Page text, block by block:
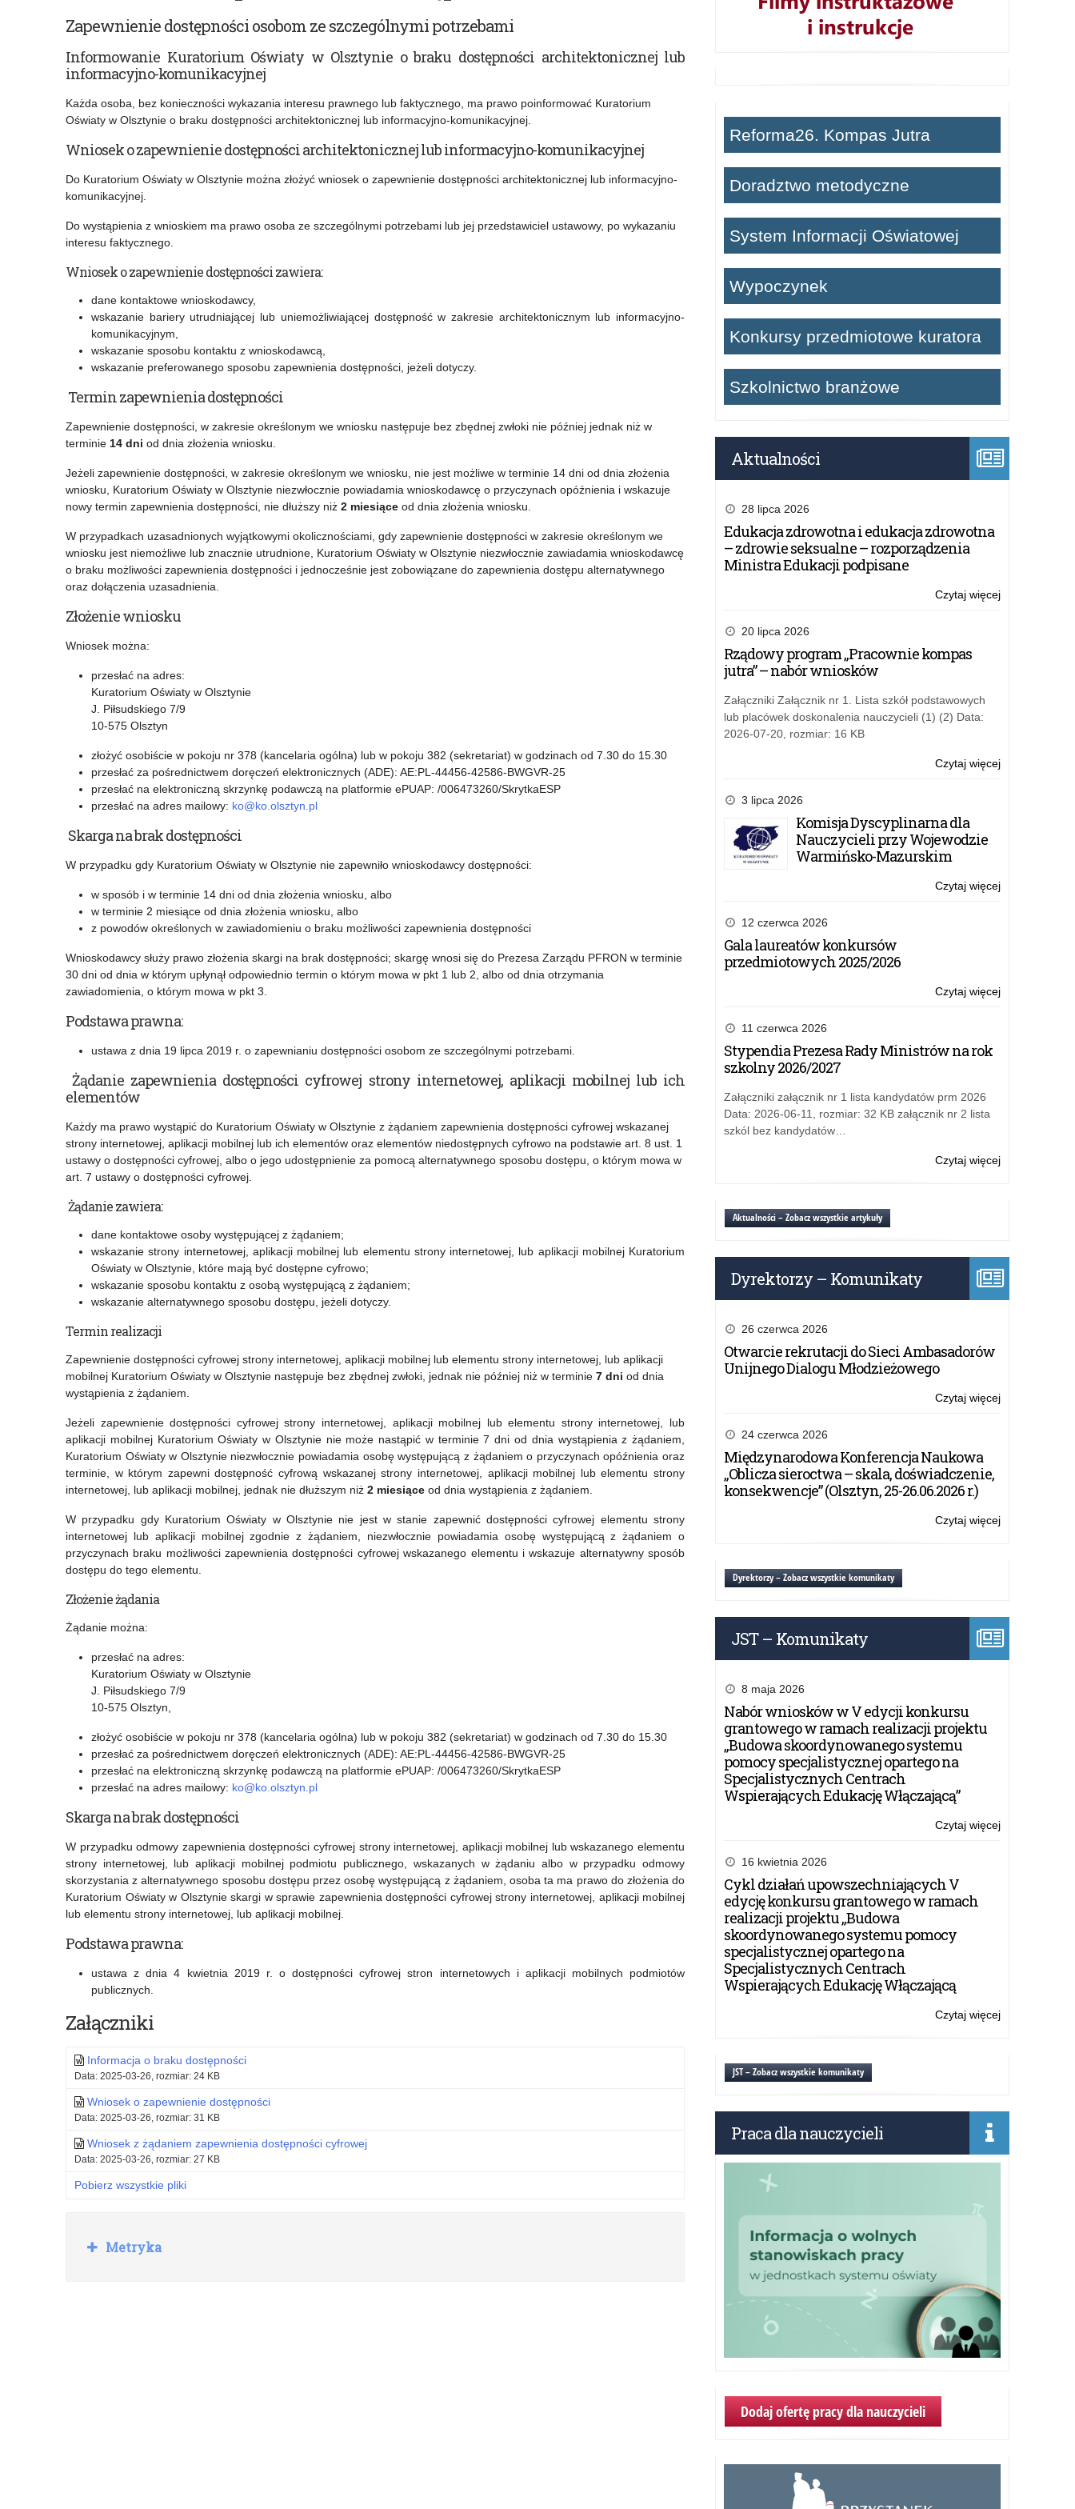
Zapewnienie dostępności osobom ze szczególnymi potrzebami
Informowanie Kuratorium Oświaty w Olsztynie o braku dostępności architektonicznej lub
informacyjno-komunikacyjnej
Każda osoba, bez konieczności wykazania interesu prawnego lub faktycznego, ma prawo poinformować Kuratorium
Oświaty w Olsztynie o braku dostępności architektonicznej lub informacyjno-komunikacyjnej.
Wniosek o zapewnienie dostępności architektonicznej lub informacyjno-komunikacyjnej
Do Kuratorium Oświaty w Olsztynie można złożyć wniosek o zapewnienie dostępności architektonicznej lub informacyjno-
komunikacyjnej.
Do wystąpienia z wnioskiem ma prawo osoba ze szczególnymi potrzebami lub jej przedstawiciel ustawowy, po wykazaniu
interesu faktycznego.
Wniosek o zapewnienie dostępności zawiera:
dane kontaktowe wnioskodawcy,
wskazanie bariery utrudniającej lub uniemożliwiającej dostępność w zakresie architektonicznym lub informacyjno-
komunikacyjnym,
wskazanie sposobu kontaktu z wnioskodawcą,
wskazanie preferowanego sposobu zapewnienia dostępności, jeżeli dotyczy.
Termin zapewnienia dostępności
Zapewnienie dostępności, w zakresie określonym we wniosku następuje bez zbędnej zwłoki nie później jednak niż w
terminie 14 dni od dnia złożenia wniosku.
Jeżeli zapewnienie dostępności, w zakresie określonym we wniosku, nie jest możliwe w terminie 14 dni od dnia złożenia
wniosku, Kuratorium Oświaty w Olsztynie niezwłocznie powiadamia wnioskodawcę o przyczynach opóźnienia i wskazuje
nowy termin zapewnienia dostępności, nie dłuższy niż 2 miesiące od dnia złożenia wniosku.
W przypadkach uzasadnionych wyjątkowymi okolicznościami, gdy zapewnienie dostępności w zakresie określonym we
wniosku jest niemożliwe lub znacznie utrudnione, Kuratorium Oświaty w Olsztynie niezwłocznie zawiadamia wnioskodawcę
o braku możliwości zapewnienia dostępności i jednocześnie jest zobowiązane do zapewnienia dostępu alternatywnego
oraz dołączenia uzasadnienia.
Złożenie wniosku
Wniosek można:
przesłać na adres:
Kuratorium Oświaty w Olsztynie
J. Piłsudskiego 7/9
10-575 Olsztyn
złożyć osobiście w pokoju nr 378 (kancelaria ogólna) lub w pokoju 382 (sekretariat) w godzinach od 7.30 do 15.30
przesłać za pośrednictwem doręczeń elektronicznych (ADE): AE:PL-44456-42586-BWGVR-25
przesłać na elektroniczną skrzynkę podawczą na platformie ePUAP: /006473260/SkrytkaESP
przesłać na adres mailowy: ko@ko.olsztyn.pl
Skarga na brak dostępności
W przypadku gdy Kuratorium Oświaty w Olsztynie nie zapewniło wnioskodawcy dostępności:
w sposób i w terminie 14 dni od dnia złożenia wniosku, albo
w terminie 2 miesiące od dnia złożenia wniosku, albo
z powodów określonych w zawiadomieniu o braku możliwości zapewnienia dostępności
Wnioskodawcy służy prawo złożenia skargi na brak dostępności; skargę wnosi się do Prezesa Zarządu PFRON w terminie
30 dni od dnia w którym upłynął odpowiednio termin o którym mowa w pkt 1 lub 2, albo od dnia otrzymania
zawiadomienia, o którym mowa w pkt 3.
Podstawa prawna:
ustawa z dnia 19 lipca 2019 r. o zapewnianiu dostępności osobom ze szczególnymi potrzebami.
Żądanie zapewnienia dostępności cyfrowej strony internetowej, aplikacji mobilnej lub ich
elementów
Każdy ma prawo wystąpić do Kuratorium Oświaty w Olsztynie z żądaniem zapewnienia dostępności cyfrowej wskazanej
strony internetowej, aplikacji mobilnej lub ich elementów oraz elementów niedostępnych cyfrowo na podstawie art. 8 ust. 1
ustawy o dostępności cyfrowej, albo o jego udostępnienie za pomocą alternatywnego sposobu dostępu, o którym mowa w
art. 7 ustawy o dostępności cyfrowej.
Żądanie zawiera:
dane kontaktowe osoby występującej z żądaniem;
wskazanie strony internetowej, aplikacji mobilnej lub elementu strony internetowej, lub aplikacji mobilnej Kuratorium
Oświaty w Olsztynie, które mają być dostępne cyfrowo;
wskazanie sposobu kontaktu z osobą występującą z żądaniem;
wskazanie alternatywnego sposobu dostępu, jeżeli dotyczy.
Termin realizacji
Zapewnienie dostępności cyfrowej strony internetowej, aplikacji mobilnej lub elementu strony internetowej, lub aplikacji
mobilnej Kuratorium Oświaty w Olsztynie następuje bez zbędnej zwłoki, jednak nie później niż w terminie 7 dni od dnia
wystąpienia z żądaniem.
Jeżeli zapewnienie dostępności cyfrowej strony internetowej, aplikacji mobilnej lub elementu strony internetowej, lub
aplikacji mobilnej Kuratorium Oświaty w Olsztynie nie może nastąpić w terminie 7 dni od dnia wystąpienia z żądaniem,
Kuratorium Oświaty w Olsztynie niezwłocznie powiadamia osobę występującą z żądaniem o przyczynach opóźnienia oraz
terminie, w którym zapewni dostępność cyfrową wskazanej strony internetowej, aplikacji mobilnej lub elementu strony
internetowej, lub aplikacji mobilnej, jednak nie dłuższym niż 2 miesiące od dnia wystąpienia z żądaniem.
W przypadku gdy Kuratorium Oświaty w Olsztynie nie jest w stanie zapewnić dostępności cyfrowej elementu strony
internetowej lub aplikacji mobilnej zgodnie z żądaniem, niezwłocznie powiadamia osobę występującą z żądaniem o
przyczynach braku możliwości zapewnienia dostępności cyfrowej wskazanego elementu i wskazuje alternatywny sposób
dostępu do tego elementu.
Złożenie żądania
Żądanie można:
przesłać na adres:
Kuratorium Oświaty w Olsztynie
J. Piłsudskiego 7/9
10-575 Olsztyn,
złożyć osobiście w pokoju nr 378 (kancelaria ogólna) lub w pokoju 382 (sekretariat) w godzinach od 7.30 do 15.30
przesłać za pośrednictwem doręczeń elektronicznych (ADE): AE:PL-44456-42586-BWGVR-25
przesłać na elektroniczną skrzynkę podawczą na platformie ePUAP: /006473260/SkrytkaESP
przesłać na adres mailowy: ko@ko.olsztyn.pl
Skarga na brak dostępności
W przypadku odmowy zapewnienia dostępności cyfrowej strony internetowej, aplikacji mobilnej lub wskazanego elementu
strony internetowej, lub aplikacji mobilnej podmiotu publicznego, wskazanych w żądaniu albo w przypadku odmowy
skorzystania z alternatywnego sposobu dostępu przez osobę występującą z żądaniem, osoba ta ma prawo do złożenia do
Kuratorium Oświaty w Olsztynie skargi w sprawie zapewnienia dostępności cyfrowej strony internetowej, aplikacji mobilnej
lub elementu strony internetowej, lub aplikacji mobilnej.
Podstawa prawna:
ustawa z dnia 4 kwietnia 2019 r. o dostępności cyfrowej stron internetowych i aplikacji mobilnych podmiotów
publicznych.
Załączniki
Informacja o braku dostępności
Data: 2025-03-26, rozmiar: 24 KB
Wniosek o zapewnienie dostępności
Data: 2025-03-26, rozmiar: 31 KB
Wniosek z żądaniem zapewnienia dostępności cyfrowej
Data: 2025-03-26, rozmiar: 27 KB
Pobierz wszystkie pliki
Kuratorium
Oświaty
w
Olsztynie
usługi
pozwalającej
na
komunikowanie
uprawnionych
stanowisko
dyrektora
R
o
Metryka
Reforma26. Kompas Jutra
Doradztwo metodyczne
System Informacji Oświatowej
Wypoczynek
Konkursy przedmiotowe kuratora
Szkolnictwo branżowe
Aktualności
28 lipca 2026
Edukacja zdrowotna i edukacja zdrowotna
– zdrowie seksualne – rozporządzenia
Ministra Edukacji podpisane
Czytaj więcej
20 lipca 2026
Rządowy program „Pracownie kompas
jutra” – nabór wniosków
Załączniki Załącznik nr 1. Lista szkół podstawowych
lub placówek doskonalenia nauczycieli (1) (2) Data:
2026-07-20, rozmiar: 16 KB
Czytaj więcej
3 lipca 2026
Komisja Dyscyplinarna dla
Nauczycieli przy Wojewodzie
Warmińsko-Mazurskim
Czytaj więcej
12 czerwca 2026
Gala laureatów konkursów
przedmiotowych 2025/2026
Czytaj więcej
11 czerwca 2026
Stypendia Prezesa Rady Ministrów na rok
szkolny 2026/2027
Załączniki załącznik nr 1 lista kandydatów prm 2026
Data: 2026-06-11, rozmiar: 32 KB załącznik nr 2 lista
szkól bez kandydatów…
Czytaj więcej
Aktualności – Zobacz wszystkie artykuły
Dyrektorzy – Komunikaty
26 czerwca 2026
Otwarcie rekrutacji do Sieci Ambasadorów
Unijnego Dialogu Młodzieżowego
Czytaj więcej
24 czerwca 2026
Międzynarodowa Konferencja Naukowa
„Oblicza sieroctwa – skala, doświadczenie,
konsekwencje” (Olsztyn, 25-26.06.2026 r.)
Czytaj więcej
Dyrektorzy – Zobacz wszystkie komunikaty
JST – Komunikaty
8 maja 2026
Nabór wniosków w V edycji konkursu
grantowego w ramach realizacji projektu
„Budowa skoordynowanego systemu
pomocy specjalistycznej opartego na
Specjalistycznych Centrach
Wspierających Edukację Włączającą”
Czytaj więcej
16 kwietnia 2026
Cykl działań upowszechniających V
edycję konkursu grantowego w ramach
realizacji projektu „Budowa
skoordynowanego systemu pomocy
specjalistycznej opartego na
Specjalistycznych Centrach
Wspierających Edukację Włączającą
Czytaj więcej
JST – Zobacz wszystkie komunikaty
Praca dla nauczycieli
Dodaj ofertę pracy dla nauczycieli